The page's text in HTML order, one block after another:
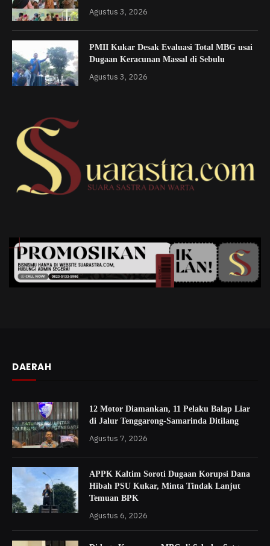
Agustus 3, 2026
PMII Kukar Desak Evaluasi Total MBG usai
Dugaan Keracunan Massal di Sebulu
Agustus 3, 2026
DAERAH
12 Motor Diamankan, 11 Pelaku Balap Liar
di Jalur Tenggarong-Samarinda Ditilang
Agustus 7, 2026
APPK Kaltim Soroti Dugaan Korupsi Dana
Hibah PSU Kukar, Minta Tindak Lanjut
Temuan BPK
Agustus 6, 2026